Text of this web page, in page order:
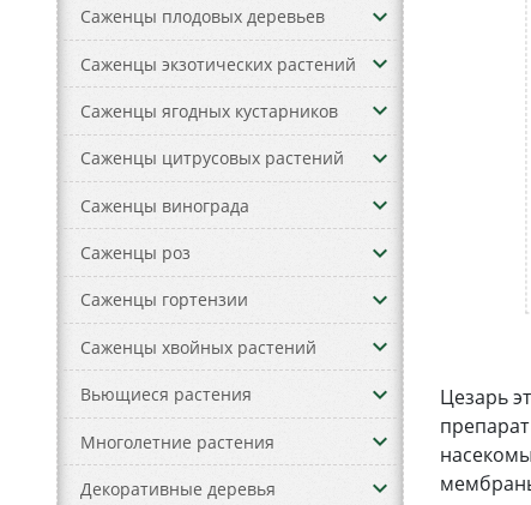
Саженцы плодовых деревьев keyboard_arrow_down
Саженцы экзотических растений keyboard_arrow_down
Саженцы ягодных кустарников keyboard_arrow_down
Саженцы цитрусовых растений keyboard_arrow_down
Саженцы винограда keyboard_arrow_down
Саженцы роз keyboard_arrow_down
Саженцы гортензии keyboard_arrow_down
Саженцы хвойных растений keyboard_arrow_down
Вьющиеся растения keyboard_arrow_down
Многолетние растения keyboard_arrow_down
Декоративные деревья keyboard_arrow_down
Цезарь